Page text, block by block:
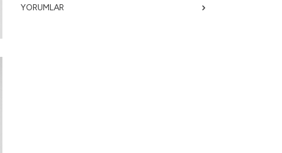
YORUMLAR